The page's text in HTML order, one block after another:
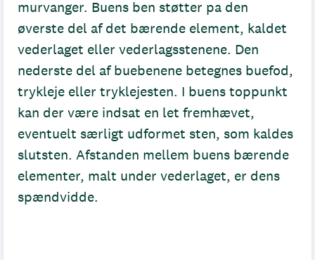
murvanger. Buens ben støtter pa den
øverste del af det bærende element, kaldet
vederlaget eller vederlagsstenene. Den
nederste del af buebenene betegnes buefod,
trykleje eller tryklejesten. I buens toppunkt
kan der være indsat en let fremhævet,
eventuelt særligt udformet sten, som kaldes
slutsten. Afstanden mellem buens bærende
elementer, malt under vederlaget, er dens
spændvidde.